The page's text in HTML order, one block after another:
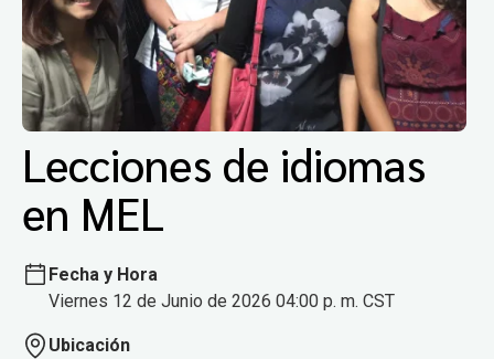
Lecciones de idiomas
en MEL
Fecha y Hora
Viernes 12 de Junio de 2026 04:00 p. m. CST
Ubicación